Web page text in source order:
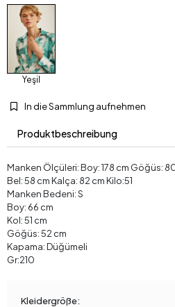
Yeşil
In die Sammlung aufnehmen
Produktbeschreibung
Manken Ölçüleri: Boy: 178 cm Göğüs:
Bel: 58 cm Kalça: 82 cm Kilo:51
Manken Bedeni: S
Boy: 66 cm
Kol: 51 cm
Göğüs: 52 cm
Kapama: Düğümeli
Gr:210
Kleidergröße: